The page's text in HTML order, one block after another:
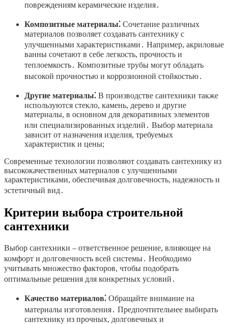
повреждениям керамические изделия․
Композитные материалы⁚ Сочетание различных
материалов позволяет создавать сантехнику с
улучшенными характеристиками․ Например, акриловые
ванны сочетают в себе легкость, прочность и
теплоемкость․ Композитные трубы могут обладать
высокой прочностью и коррозионной стойкостью․
Другие материалы⁚ В производстве сантехники также
используются стекло, камень, дерево и другие
материалы, в основном для декоративных элементов
или специализированных изделий․ Выбор материала
зависит от назначения изделия, требуемых
характеристик и цены;
Современные технологии позволяют создавать сантехнику из
высококачественных материалов с улучшенными
характеристиками, обеспечивая долговечность, надежность и
эстетичный вид․
Критерии выбора строительной
сантехники
Выбор сантехники – ответственное решение, влияющее на
комфорт и долговечность всей системы․ Необходимо
учитывать множество факторов, чтобы подобрать
оптимальные решения для конкретных условий․
Качество материалов⁚ Обращайте внимание на
материалы изготовления․ Предпочтительнее выбирать
сантехнику из прочных, долговечных и